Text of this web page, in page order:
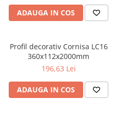
ADAUGA IN COS
Profil decorativ Cornisa LC16
360x112x2000mm
196,63 Lei
ADAUGA IN COS